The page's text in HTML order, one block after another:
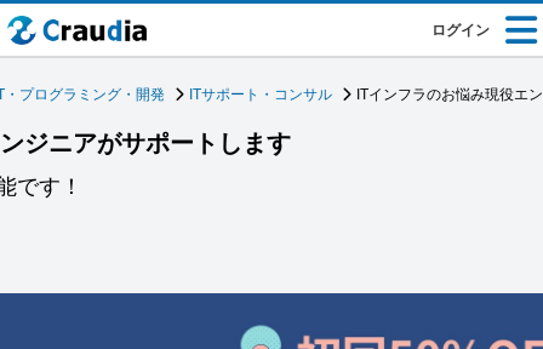
ログイン
・プログラミング・開発 ITサポート・コンサル ITインフラのお悩み現役エ
ジニアがサポートします
です！